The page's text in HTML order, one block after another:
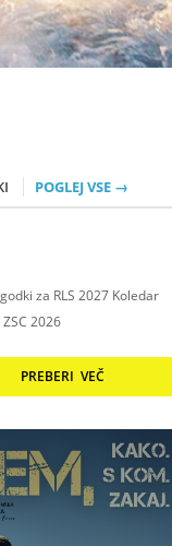
POGLEJ VSE →
za RLS 2027 Koledar
2026
PREBERI VEČ